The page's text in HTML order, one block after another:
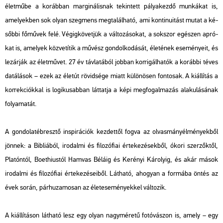
élet­mű­be a ko­ráb­ban mar­gi­ná­lis­nak te­kin­tett pá­lya­kez­dő mun­ká­kat is,
ame­lyek­ben sok olyan szeg­mens meg­ta­lál­ha­tó, ami kon­ti­nu­i­tást mutat a ké­
sőb­bi fő­mű­vek felé. Vé­gig­kö­vet­jük a vál­to­zá­so­kat, a sok­szor egé­szen ap­ró­
kat is, ame­lyek köz­ve­tí­tik a mű­vész gon­dol­ko­dá­sát, éle­té­nek ese­mé­nye­it, és
le­zár­ják az élet­mű­vet. 27 év táv­la­tá­ból job­ban kor­ri­gál­ha­tók a ko­ráb­bi téves
da­tá­lá­sok – ezek az élet­út rö­vid­sé­ge miatt kü­lö­nö­sen fon­to­sak. A ki­ál­lí­tás a
kor­rek­ci­ók­kal is lo­gi­ku­sab­ban lát­tat­ja a képi meg­fo­gal­ma­zás ala­ku­lá­sá­nak
fo­lya­ma­tát.
A gon­do­lat­éb­resz­tő ins­pi­rá­ci­ók kez­det­től fogva az ol­vas­mány­él­mé­nyek­ből
jön­nek: a Bib­li­á­ból, iro­dal­mi és fi­lo­zó­fi­ai ér­te­ke­zé­sek­ből, ókori szer­zők­től,
Pla­tón­tól, Bo­et­hi­us­tól Ham­vas Bé­lá­ig és Ke­ré­nyi Ká­ro­lyig, és akár mások
iro­dal­mi és fi­lo­zó­fi­ai ér­te­ke­zé­se­i­ből. Lát­ha­tó, aho­gyan a for­má­ba öntés az
évek során, pár­hu­za­mo­san az élet­ese­mé­nyek­kel vál­to­zik.
A ki­ál­lí­tá­son lát­ha­tó lesz egy olyan nagy­mé­re­tű fo­tó­vá­szon is, amely – egy